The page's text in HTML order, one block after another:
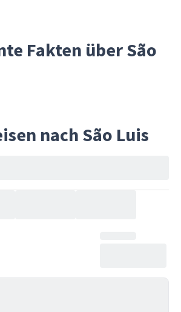
Fakten über São
nach São Luis